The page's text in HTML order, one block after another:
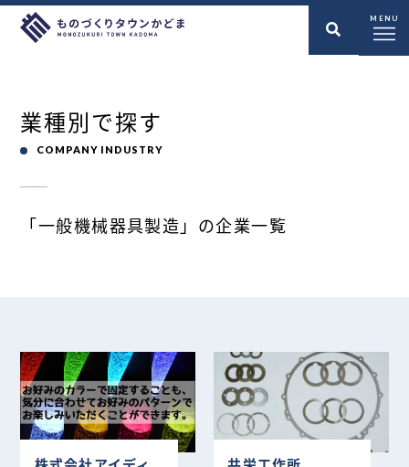
MENU
業種別で探す
COMPANY INDUSTRY
「一般機械器具製造」の企業一覧